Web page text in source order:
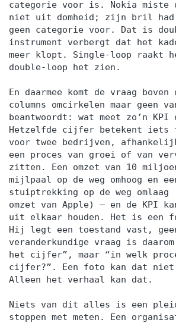
categorie voor is. Nokia miste
niet uit domheid; zijn bril had
geen categorie voor. Dat is
instrument verbergt dat het
meer klopt. Single-loop raakt
double-loop het zien.
En daarmee komt de vraag
columns omcirkelen maar geen
beantwoordt: wat meet zo’n
Hetzelfde cijfer betekent iets
voor twee bedrijven,
een proces van groei of van
zitten. Een omzet van 10
mijlpaal op de weg omhoog en
stuiptrekking op de weg
omzet van Apple) — en de KPI
uit elkaar houden. Het is een
Hij legt een toestand vast,
veranderkundige vraag is
het cijfer”, maar “in welk
cijfer?”. Een foto kan dat niet
Alleen het verhaal kan dat.
Niets van dit alles is een
stoppen met meten. Een